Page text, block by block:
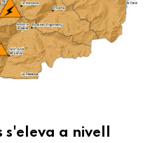
s'eleva a nivell